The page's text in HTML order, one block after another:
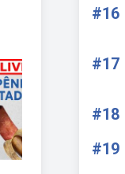
#16
#17
#18
#19